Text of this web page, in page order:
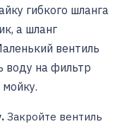
гибкого шланга
а шланг
вентиль
воду на фильтр
Закройте вентиль